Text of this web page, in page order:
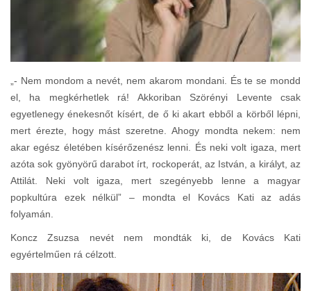
„- Nem mondom a nevét, nem akarom mondani. És te se mondd
el, ha megkérhetlek rá! Akkoriban Szörényi Levente csak
egyetlenegy énekesnőt kísért, de ő ki akart ebből a körből lépni,
mert érezte, hogy mást szeretne. Ahogy mondta nekem: nem
akar egész életében kísérőzenész lenni. És neki volt igaza, mert
azóta sok gyönyörű darabot írt, rockoperát, az István, a királyt, az
Attilát. Neki volt igaza, mert szegényebb lenne a magyar
popkultúra ezek nélkül” – mondta el Kovács Kati az adás
folyamán.
Koncz Zsuzsa nevét nem mondták ki, de Kovács Kati
egyértelműen rá célzott.